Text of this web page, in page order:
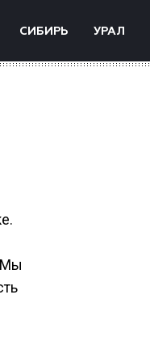
СИБИРЬ УРАЛ
Мы